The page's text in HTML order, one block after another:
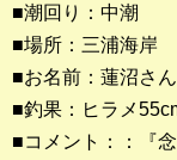
■潮回り：中潮
■場所：三浦海岸
■お名前：蓮沼さん
■釣果：ヒラメ
■コメント：：『
その他の釣り
釣果ランキング
2023年 クロダ